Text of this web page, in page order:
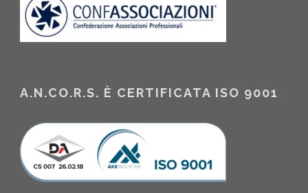
A.N.CO.R.S. È CERTIFICATA ISO 9001